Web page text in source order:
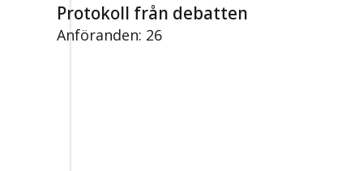
Protokoll från debatten
Anföranden: 26